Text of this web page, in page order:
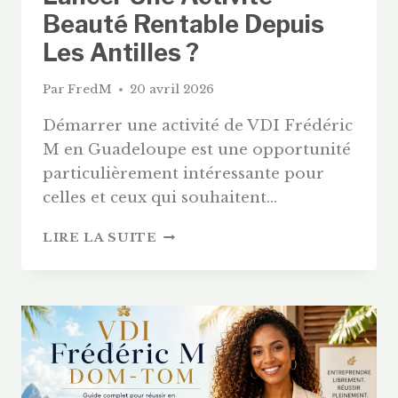
Beauté Rentable Depuis
Les Antilles ?
Par FredM 20 avril 2026
Démarrer une activité de VDI Frédéric
M en Guadeloupe est une opportunité
particulièrement intéressante pour
celles et ceux qui souhaitent…
LIRE LA SUITE VDI
COMMENT
LANCER
UNE
ACTIVITÉ